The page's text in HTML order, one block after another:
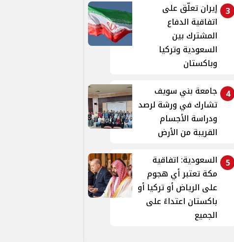
3 إيران تعلّق على
اتفاقية الدفاع
المشترك بين
السعودية وتركيا
وباكستان
4
جامعة بني سويف
تشارك في ورشة لرصد
ودراسة الأجسام
القريبة من الأرض
5
السعودية: اتفاقية
مكة تعتبر أي هجوم
على الرياض أو تركيا أو
باكستان اعتداءً على
الجميع